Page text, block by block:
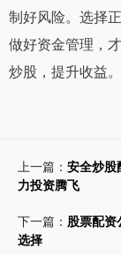
制好风险。选择
做好资金管理，
炒股，提升收益。
上一篇： 安全炒股
力投资腾飞
下一篇： 股票配
选择